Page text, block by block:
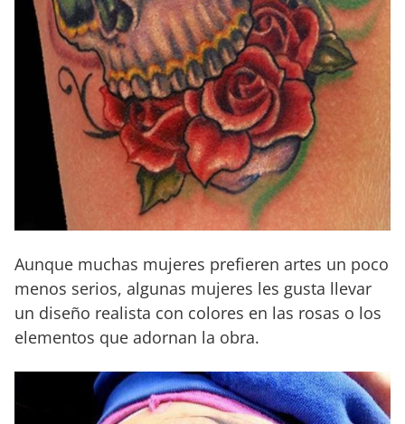
Aunque muchas mujeres prefieren artes un poco
menos serios, algunas mujeres les gusta llevar
un diseño realista con colores en las rosas o los
elementos que adornan la obra.